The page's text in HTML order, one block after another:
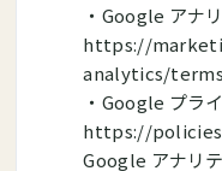
・Google アナ
https://
analytics/
・Google プラ
https://
Google アナリ